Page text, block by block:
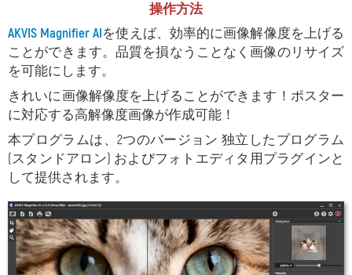
操作方法
AKVIS Magnifier AIを使えば、効率的に画像解像度を上げる
ことができます。品質を損なうことなく画像のリサイズ
を可能にします。
きれいに画像解像度を上げることができます！ポスター
に対応する高解像度画像が作成可能！
本プログラムは、2つのバージョン 独立したプログラム
(スタンドアロン) およびフォトエディタ用プラグインと
して提供されます。